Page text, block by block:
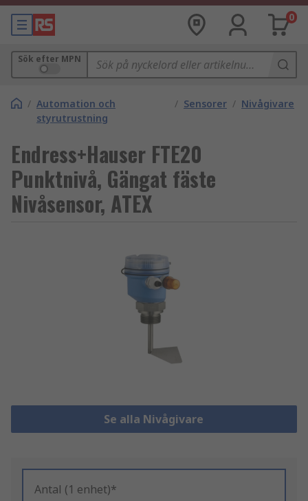
0
Sök efter MPN
/ Automation och
styrutrustning
/ Sensorer / Nivågivare
Endress+Hauser FTE20
Punktnivå, Gängat fäste
Nivåsensor, ATEX
Se alla Nivågivare
Antal (1 enhet)*